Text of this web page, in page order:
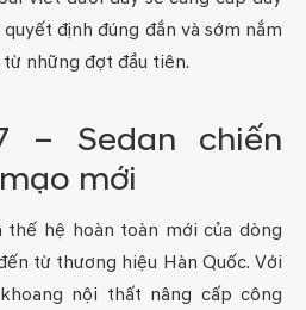
định đúng đắn và sớm nắm
những đợt đầu tiên.
– Sedan chiến
mới
thế hệ hoàn toàn mới của dòng
từ thương hiệu Hàn Quốc. Với
nội thất nâng cấp công